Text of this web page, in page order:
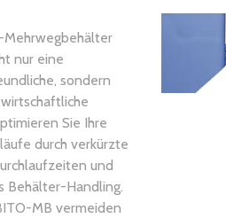
Mehrwegbehälter
nur eine
sondern
Sie Ihre
durch verkürzte
und
Behälter-Handling.
MB vermeiden